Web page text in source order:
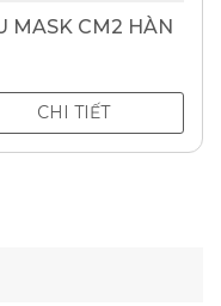
MASK CM2 HÀN
CHI TIẾT